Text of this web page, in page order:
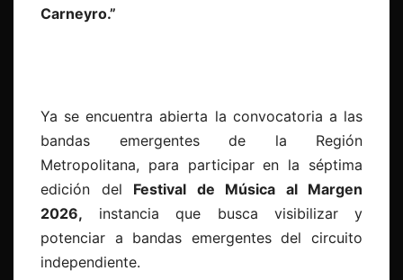
Carneyro.”
Ya se encuentra abierta la convocatoria a las
bandas emergentes de la Región
Metropolitana, para participar en la séptima
edición del Festival de Música al Margen
2026, instancia que busca visibilizar y
potenciar a bandas emergentes del circuito
independiente.